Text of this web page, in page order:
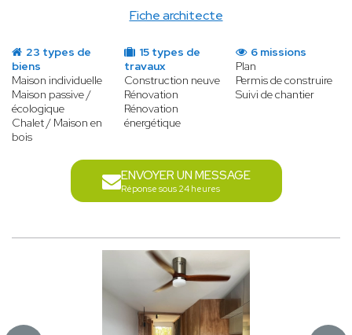
Fiche architecte
23 types de
biens
Maison individuelle
Maison passive /
écologique
Chalet / Maison en
bois
15 types de
travaux
Construction neuve
Rénovation
Rénovation
énergétique
6 missions
Plan
Permis de construire
Suivi de chantier
ENVOYER UN MESSAGE
Réponse sous 24 heures